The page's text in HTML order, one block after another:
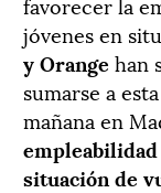
jóvenes en
y Orange han
sumarse a
mañana en
empleabilidad
situación de